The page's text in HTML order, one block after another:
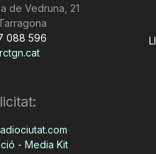
de Vedruna, 21
088 596
- Media Kit